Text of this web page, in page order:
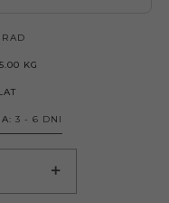
KG
3 - 6 DNI